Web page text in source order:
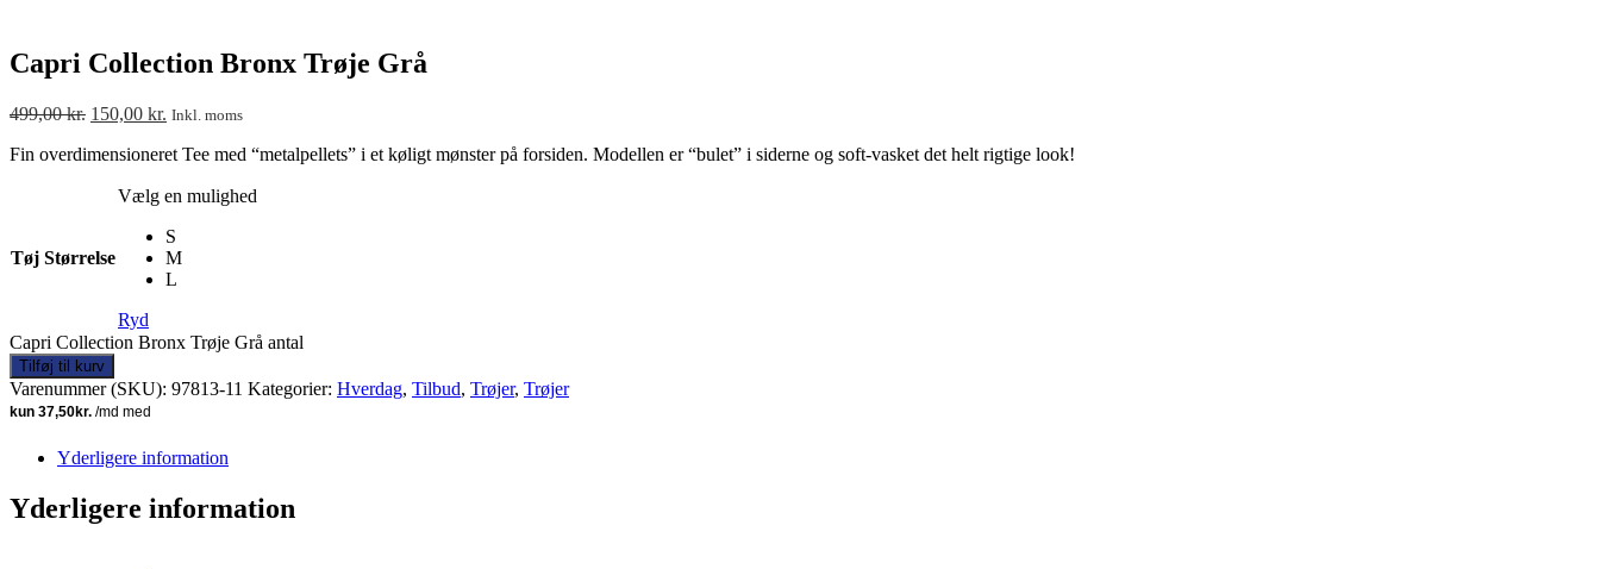
Capri Collection Bronx Trøje Grå
499,00kr. 150,00 kr. Inkl. moms
Fin overdimensioneret Tee med “metalpellets” i et køligt mønster på forsiden. Modellen er “bulet” i siderne og soft-vasket det helt rigtige look!
Tøj Størrelse
Vælg en mulighed
S
M
L
Ryd
Capri Collection Bronx Trøje Grå antal
Tilføj til kurv
Varenummer (SKU): 97813-11 Kategorier: Hverdag, Tilbud, Trøjer, Trøjer
Yderligere information
Yderligere information